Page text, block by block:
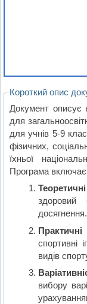
Короткий опис
Документ описує
для
для учнів 5-9
фізичних,
їхньої
Програма
здоровий
досягнення.
спортивні
видів
вибору